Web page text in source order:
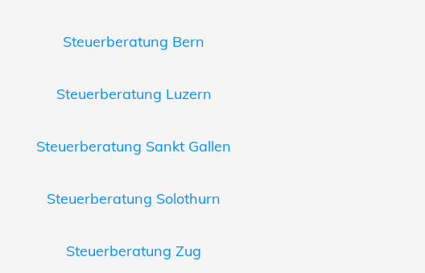
Steuerberatung Bern
Steuerberatung Luzern
Steuerberatung Sankt Gallen
Steuerberatung Solothurn
Steuerberatung Zug